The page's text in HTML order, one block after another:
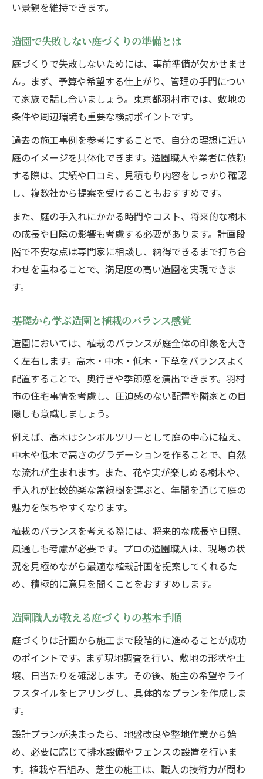
い景観を維持できます。
造園で失敗しない庭づくりの準備とは
庭づくりで失敗しないためには、事前準備が欠かせませ
ん。まず、予算や希望する仕上がり、管理の手間につい
て家族で話し合いましょう。東京都羽村市では、敷地の
条件や周辺環境も重要な検討ポイントです。
過去の施工事例を参考にすることで、自分の理想に近い
庭のイメージを具体化できます。造園職人や業者に依頼
する際は、実績や口コミ、見積もり内容をしっかり確認
し、複数社から提案を受けることもおすすめです。
また、庭の手入れにかかる時間やコスト、将来的な樹木
の成長や日陰の影響も考慮する必要があります。計画段
階で不安な点は専門家に相談し、納得できるまで打ち合
わせを重ねることで、満足度の高い造園を実現できま
す。
基礎から学ぶ造園と植栽のバランス感覚
造園においては、植栽のバランスが庭全体の印象を大き
く左右します。高木・中木・低木・下草をバランスよく
配置することで、奥行きや季節感を演出できます。羽村
市の住宅事情を考慮し、圧迫感のない配置や隣家との目
隠しも意識しましょう。
例えば、高木はシンボルツリーとして庭の中心に植え、
中木や低木で高さのグラデーションを作ることで、自然
な流れが生まれます。また、花や実が楽しめる樹木や、
手入れが比較的楽な常緑樹を選ぶと、年間を通じて庭の
魅力を保ちやすくなります。
植栽のバランスを考える際には、将来的な成長や日照、
風通しも考慮が必要です。プロの造園職人は、現場の状
況を見極めながら最適な植栽計画を提案してくれるた
め、積極的に意見を聞くことをおすすめします。
造園職人が教える庭づくりの基本手順
庭づくりは計画から施工まで段階的に進めることが成功
のポイントです。まず現地調査を行い、敷地の形状や土
壌、日当たりを確認します。その後、施主の希望やライ
フスタイルをヒアリングし、具体的なプランを作成しま
す。
設計プランが決まったら、地盤改良や整地作業から始
め、必要に応じて排水設備やフェンスの設置を行いま
す。植栽や石組み、芝生の施工は、職人の技術力が問わ